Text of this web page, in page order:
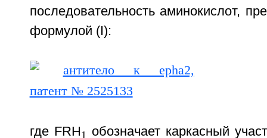
последовательность аминокислот,
формулой (I):
где FRH1 обозначает каркасный